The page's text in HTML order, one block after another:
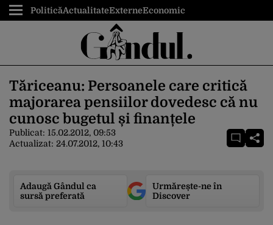
PoliticăActualitateExterneEconomic
Tăriceanu: Persoanele care critică
majorarea pensiilor dovedesc că nu
cunosc bugetul și finanțele
Publicat: 15.02.2012, 09:53
Actualizat: 24.07.2012, 10:43
Adaugă Gândul ca
sursă preferată
Urmărește-ne în
Discover